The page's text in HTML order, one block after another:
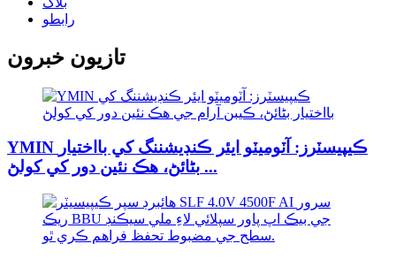
رابطو
تازيون خبرون
YMIN ڪيپيسٽرز: آٽوميٽو ايئر ڪنڊيشننگ کي بااختيار
بڻائڻ، هڪ نئين دور کي کولڻ ...